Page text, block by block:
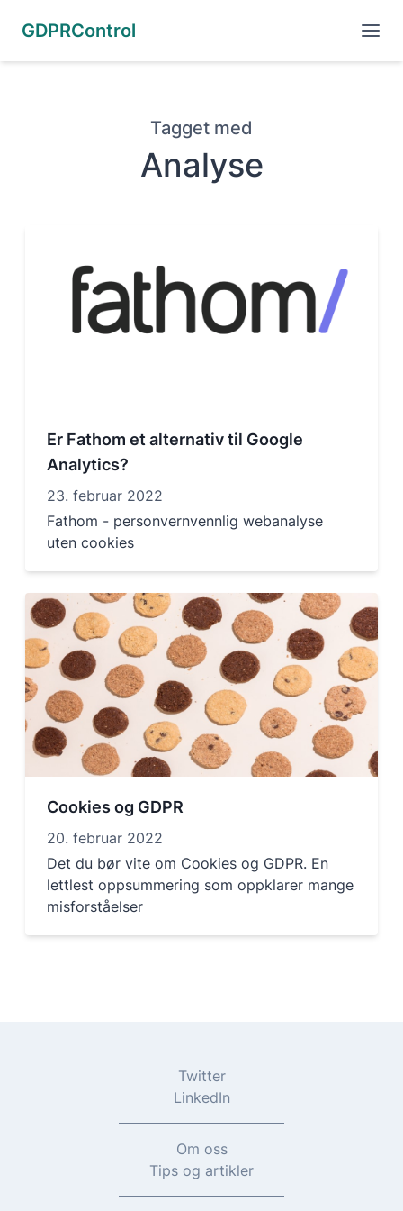
GDPRControl
Tagget med
Analyse
Er Fathom et alternativ til Google
Analytics?
23. februar 2022
Fathom - personvernvennlig webanalyse
uten cookies
Cookies og GDPR
20. februar 2022
Det du bør vite om Cookies og GDPR. En
lettlest oppsummering som oppklarer mange
misforståelser
Twitter
LinkedIn
Om oss
Tips og artikler